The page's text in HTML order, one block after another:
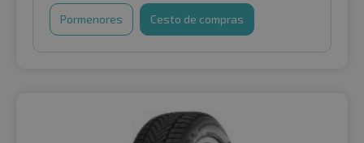
Pormenores Cesto de compras